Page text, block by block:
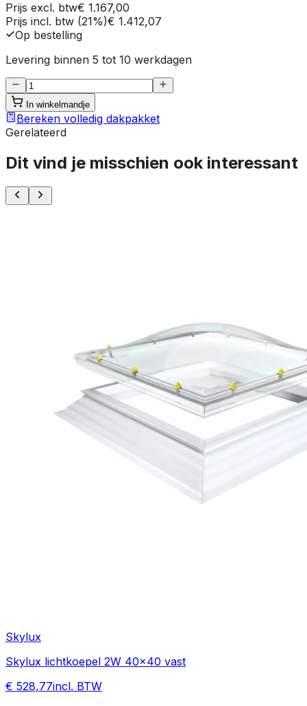
Prijs excl. btw€ 1.167,00
Prijs incl. btw (21%)€ 1.412,07
Op bestelling
Levering binnen 5 tot 10 werkdagen
In winkelmandje
Bereken volledig dakpakket
Gerelateerd
Dit vind je misschien ook interessant
Skylux
Skylux lichtkoepel 2W 40x40 vast
€ 528,77incl. BTW